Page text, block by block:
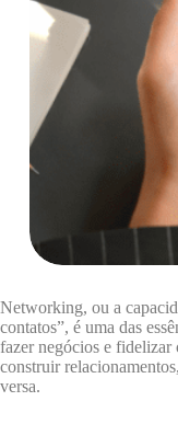
Networking, ou a
contatos”, é uma das
fazer negócios e fidelizar
construir
versa.